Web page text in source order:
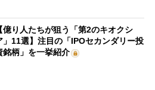
【億り人たちが狙う「第2のキオクシ
」11選】注目の「IPOセカンダリー投
銘柄」を一挙紹介